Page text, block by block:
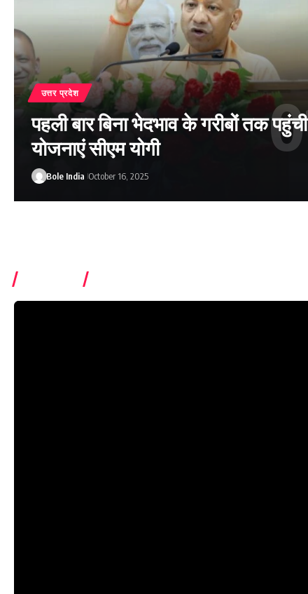
उत्तर प्रदेश
पहली बार बिना भेदभाव के गरीबों तक पहुंची
योजनाएं सीएम योगी
Bole India October 16, 2025